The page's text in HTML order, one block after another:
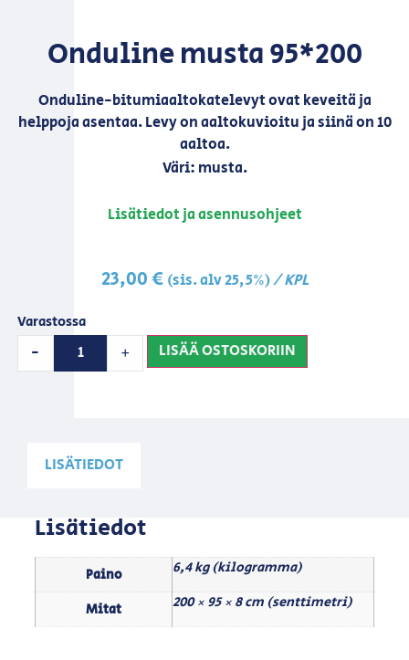
Onduline musta 95*200
Onduline-bitumiaaltokatelevyt ovat keveitä ja
helppoja asentaa. Levy on aaltokuvioitu ja siinä on 10
aaltoa.
Väri: musta.
Lisätiedot ja asennusohjeet
23,00€ (sis. alv 25,5%)/ KPL
Varastossa
- + LISÄÄ OSTOSKORIIN
LISÄTIEDOT
Lisätiedot
Paino 6,4 kg (kilogramma)
Mitat 200 × 95 × 8 cm (senttimetri)